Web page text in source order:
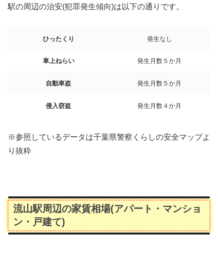
駅の周辺の治安(犯罪発生傾向)は以下の通りです。
ひったくり 発生なし
車上ねらい 発生月数５か月
自動車盗 発生月数５か月
侵入窃盗 発生月数４か月
※参照しているデータは千葉県警察くらしの安全マップよ
り抜粋
流山駅周辺の家賃相場(アパート・マンショ
ン・戸建て)